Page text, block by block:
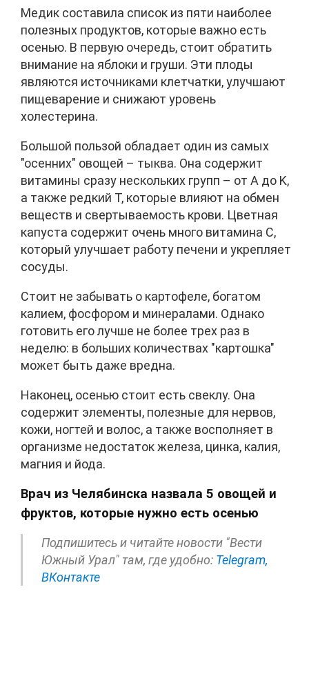
Медик составила список из пяти наиболее
полезных продуктов, которые важно есть
осенью. В первую очередь, стоит обратить
внимание на яблоки и груши. Эти плоды
являются источниками клетчатки, улучшают
пищеварение и снижают уровень
холестерина.
Большой пользой обладает один из самых
"осенних" овощей – тыква. Она содержит
витамины сразу нескольких групп – от A до K,
а также редкий T, которые влияют на обмен
веществ и свертываемость крови. Цветная
капуста содержит очень много витамина C,
который улучшает работу печени и укрепляет
сосуды.
Стоит не забывать о картофеле, богатом
калием, фосфором и минералами. Однако
готовить его лучше не более трех раз в
неделю: в больших количествах "картошка"
может быть даже вредна.
Наконец, осенью стоит есть свеклу. Она
содержит элементы, полезные для нервов,
кожи, ногтей и волос, а также восполняет в
организме недостаток железа, цинка, калия,
магния и йода.
Врач из Челябинска назвала 5 овощей и
фруктов, которые нужно есть осенью
Подпишитесь и читайте новости "Вести
Южный Урал" там, где удобно: Telegram,
ВКонтакте